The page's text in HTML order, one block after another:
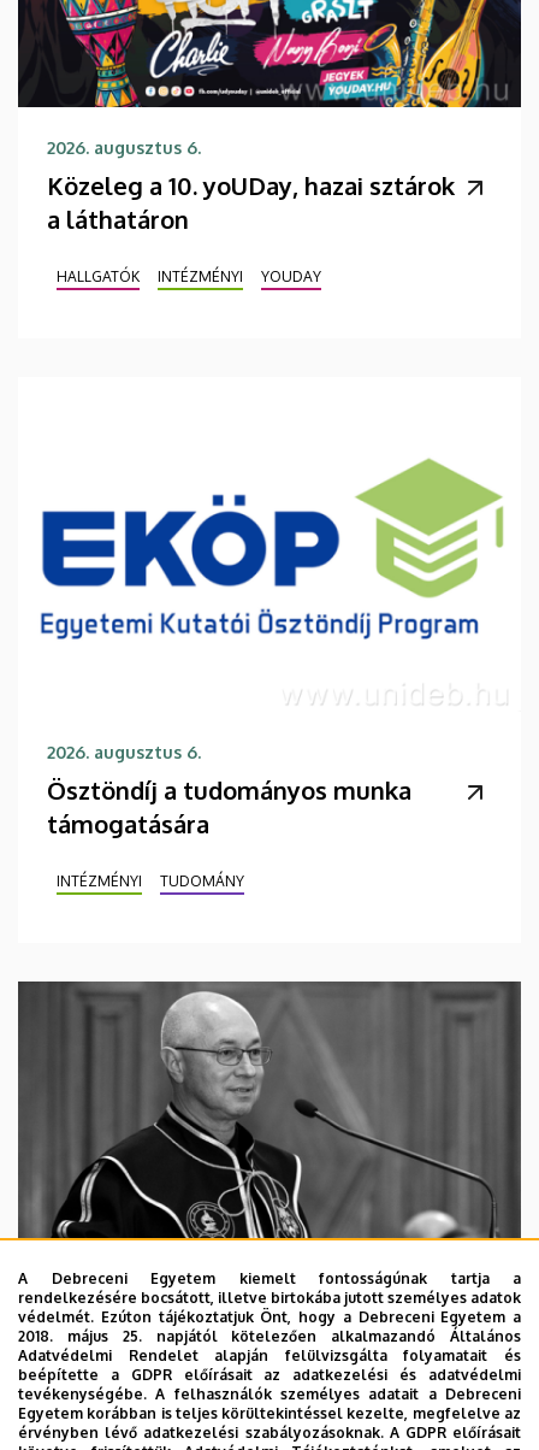
2026. augusztus 6.
Közeleg a 10. yoUDay, hazai sztárok
a láthatáron
HALLGATÓK INTÉZMÉNYI YOUDAY
2026. augusztus 6.
Ösztöndíj a tudományos munka
támogatására
INTÉZMÉNYI TUDOMÁNY
2026. augusztus 5.
Díszdoktorát gyászolja a Debreceni
Egyetem
A Debreceni Egyetem kiemelt fontosságúnak tartja a
rendelkezésére bocsátott, illetve birtokába jutott személyes adatok
védelmét. Ezúton tájékoztatjuk Önt, hogy a Debreceni Egyetem a
2018. május 25. napjától kötelezően alkalmazandó Általános
Adatvédelmi Rendelet alapján felülvizsgálta folyamatait és
beépítette a GDPR előírásait az adatkezelési és adatvédelmi
tevékenységébe. A felhasználók személyes adatait a Debreceni
Egyetem korábban is teljes körültekintéssel kezelte, megfelelve az
érvényben lévő adatkezelési szabályozásoknak. A GDPR előírásait